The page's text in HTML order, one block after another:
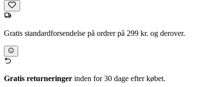
Gratis standardforsendelse på ordrer på 299 kr. og derover.
Gratis returneringer inden for 30 dage efter købet.